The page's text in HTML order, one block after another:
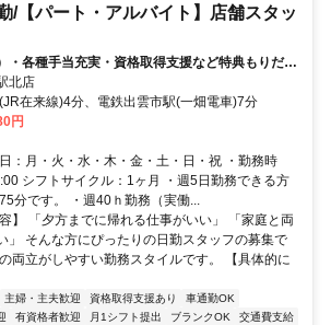
/【パート・アルバイト】店舗スタッ
・各種手当充実・資格取得支援など特典もりだく
ほとんど♪
北店
在来線)4分、電鉄出雲市駅(一畑電車)7分
円
：月・火・水・木・金・土・日・祝 ・勤務時
シフトサイクル：1ヶ月 ・週5日勤務できる方
分です。 ・週40ｈ勤務（実働...
】 「夕方までに帰れる仕事がいい」 「家庭と両
」 そんな方にぴったりの日勤スタッフの募集で
両立がしやすい勤務スタイルです。 【具体的に
主婦・主夫歓迎 資格取得支援あり
車通勤OK
有資格者歓迎 月1シフト提出 ブランクOK
交通費支給